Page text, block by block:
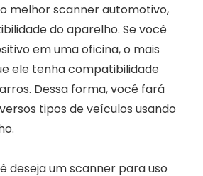
melhor scanner automotivo,
do aparelho. Se você
em uma oficina, o mais
ele tenha compatibilidade
Dessa forma, você fará
tipos de veículos usando
deseja um scanner para uso